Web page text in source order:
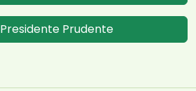
Presidente Prudente